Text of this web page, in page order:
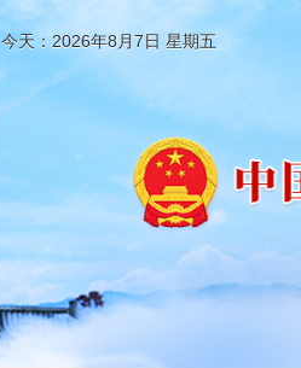
今天：2026年8月7日 星期五